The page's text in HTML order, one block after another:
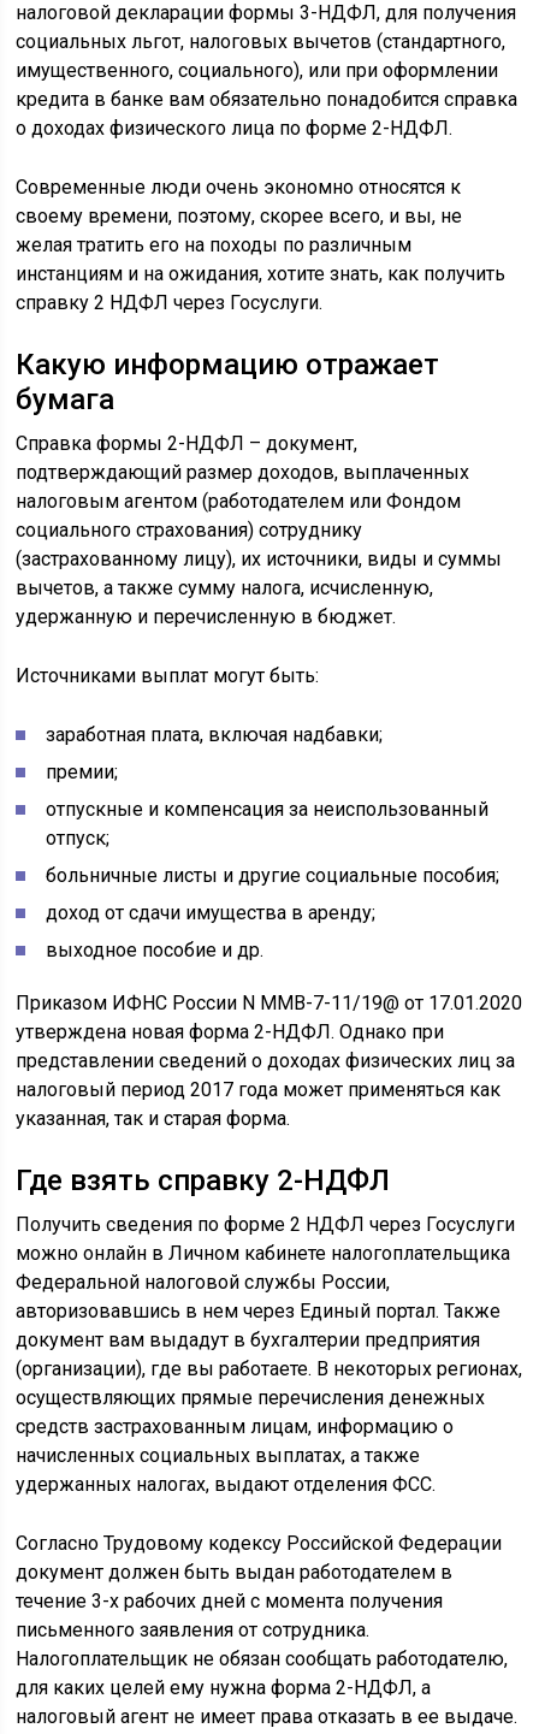
налоговой декларации формы 3-НДФЛ, для получения
социальных льгот, налоговых вычетов (стандартного,
имущественного, социального), или при оформлении
кредита в банке вам обязательно понадобится справка
о доходах физического лица по форме 2-НДФЛ.
Современные люди очень экономно относятся к
своему времени, поэтому, скорее всего, и вы, не
желая тратить его на походы по различным
инстанциям и на ожидания, хотите знать, как получить
справку 2 НДФЛ через Госуслуги.
Какую информацию отражает
бумага
Справка формы 2-НДФЛ – документ,
подтверждающий размер доходов, выплаченных
налоговым агентом (работодателем или Фондом
социального страхования) сотруднику
(застрахованному лицу), их источники, виды и суммы
вычетов, а также сумму налога, исчисленную,
удержанную и перечисленную в бюджет.
Источниками выплат могут быть:
заработная плата, включая надбавки;
премии;
отпускные и компенсация за неиспользованный
отпуск;
больничные листы и другие социальные пособия;
доход от сдачи имущества в аренду;
выходное пособие и др.
Приказом ИФНС России N ММВ-7-11/19@ от 17.01.2020
утверждена новая форма 2-НДФЛ. Однако при
представлении сведений о доходах физических лиц за
налоговый период 2017 года может применяться как
указанная, так и старая форма.
Где взять справку 2-НДФЛ
Получить сведения по форме 2 НДФЛ через Госуслуги
можно онлайн в Личном кабинете налогоплательщика
Федеральной налоговой службы России,
авторизовавшись в нем через Единый портал. Также
документ вам выдадут в бухгалтерии предприятия
(организации), где вы работаете. В некоторых регионах,
осуществляющих прямые перечисления денежных
средств застрахованным лицам, информацию о
начисленных социальных выплатах, а также
удержанных налогах, выдают отделения ФСС.
Согласно Трудовому кодексу Российской Федерации
документ должен быть выдан работодателем в
течение 3-х рабочих дней с момента получения
письменного заявления от сотрудника.
Налогоплательщик не обязан сообщать работодателю,
для каких целей ему нужна форма 2-НДФЛ, а
налоговый агент не имеет права отказать в ее выдаче.